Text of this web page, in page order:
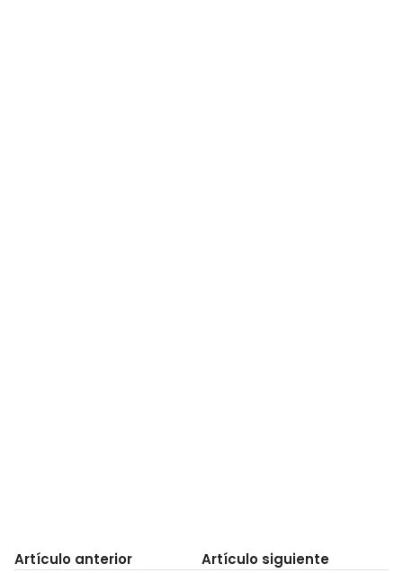
Artículo anterior Artículo siguiente